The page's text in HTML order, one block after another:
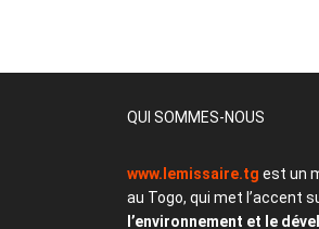
QUI SOMMES-NOUS
www.lemissaire.tg est un
au Togo, qui met l’accent
l’environnement et le